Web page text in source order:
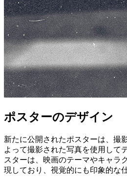
ポスターのデザイン
新たに公開されたポスターは、撮
よって撮影された写真を使用して
スターは、映画のテーマやキャラ
現しており、視覚的にも印象的な